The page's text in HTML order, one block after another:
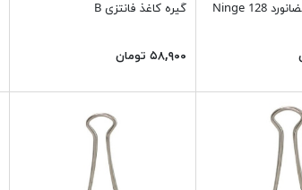
گیره کاغذ فانتزی B
۵۸,۹۰۰ تومان